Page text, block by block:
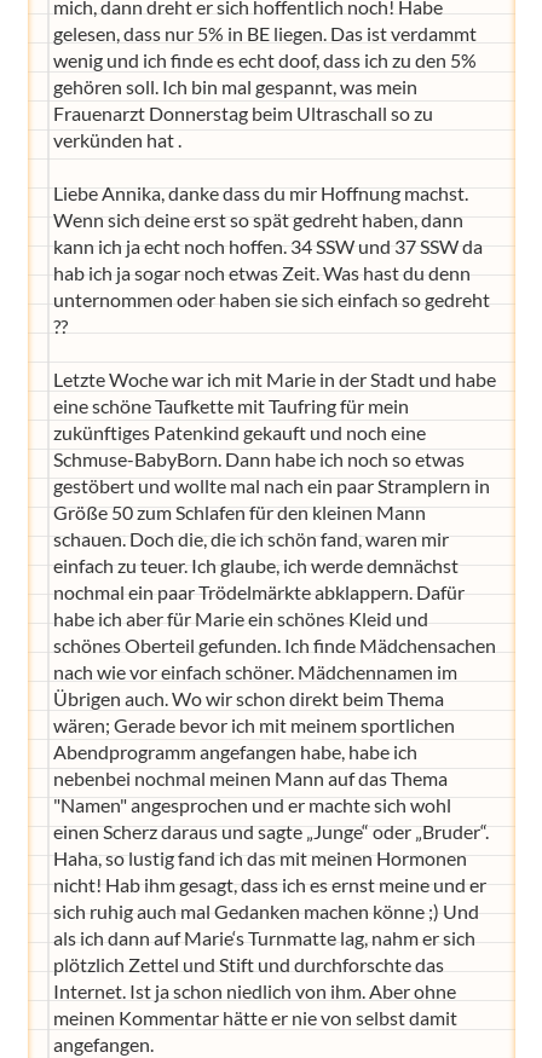
mich, dann dreht er sich hoffentlich noch! Habe
gelesen, dass nur 5% in BE liegen. Das ist verdammt
wenig und ich finde es echt doof, dass ich zu den 5%
gehören soll. Ich bin mal gespannt, was mein
Frauenarzt Donnerstag beim Ultraschall so zu
verkünden hat .
Liebe Annika, danke dass du mir Hoffnung machst.
Wenn sich deine erst so spät gedreht haben, dann
kann ich ja echt noch hoffen. 34 SSW und 37 SSW da
hab ich ja sogar noch etwas Zeit. Was hast du denn
unternommen oder haben sie sich einfach so gedreht
??
Letzte Woche war ich mit Marie in der Stadt und habe
eine schöne Taufkette mit Taufring für mein
zukünftiges Patenkind gekauft und noch eine
Schmuse-BabyBorn. Dann habe ich noch so etwas
gestöbert und wollte mal nach ein paar Stramplern in
Größe 50 zum Schlafen für den kleinen Mann
schauen. Doch die, die ich schön fand, waren mir
einfach zu teuer. Ich glaube, ich werde demnächst
nochmal ein paar Trödelmärkte abklappern. Dafür
habe ich aber für Marie ein schönes Kleid und
schönes Oberteil gefunden. Ich finde Mädchensachen
nach wie vor einfach schöner. Mädchennamen im
Übrigen auch. Wo wir schon direkt beim Thema
wären; Gerade bevor ich mit meinem sportlichen
Abendprogramm angefangen habe, habe ich
nebenbei nochmal meinen Mann auf das Thema
"Namen" angesprochen und er machte sich wohl
einen Scherz daraus und sagte „Junge“ oder „Bruder“.
Haha, so lustig fand ich das mit meinen Hormonen
nicht! Hab ihm gesagt, dass ich es ernst meine und er
sich ruhig auch mal Gedanken machen könne ;) Und
als ich dann auf Marie‘s Turnmatte lag, nahm er sich
plötzlich Zettel und Stift und durchforschte das
Internet. Ist ja schon niedlich von ihm. Aber ohne
meinen Kommentar hätte er nie von selbst damit
angefangen.